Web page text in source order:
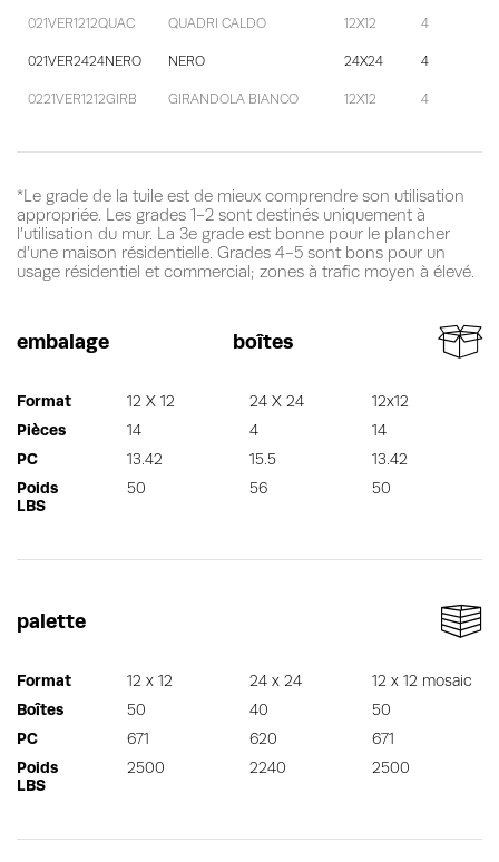
021VER1212QUAC QUADRI CALDO 12X12 4
021VER2424NERO NERO 24X24 4
0221VER1212GIRB GIRANDOLA BIANCO 12X12 4
*Le grade de la tuile est de mieux comprendre son utilisation
appropriée. Les grades 1-2 sont destinés uniquement à
l’utilisation du mur. La 3e grade est bonne pour le plancher
d’une maison résidentielle. Grades 4-5 sont bons pour un
usage résidentiel et commercial; zones à trafic moyen à élevé.
embalage boîtes
Format
Pièces
PC
Poids
LBS
12 X 12
14
13.42
50
24 X 24
4
15.5
56
12x12
14
13.42
50
palette
Format
Boîtes
PC
Poids
LBS
12 x 12
50
671
2500
24 x 24
40
620
2240
12 x 12 mosaic
50
671
2500